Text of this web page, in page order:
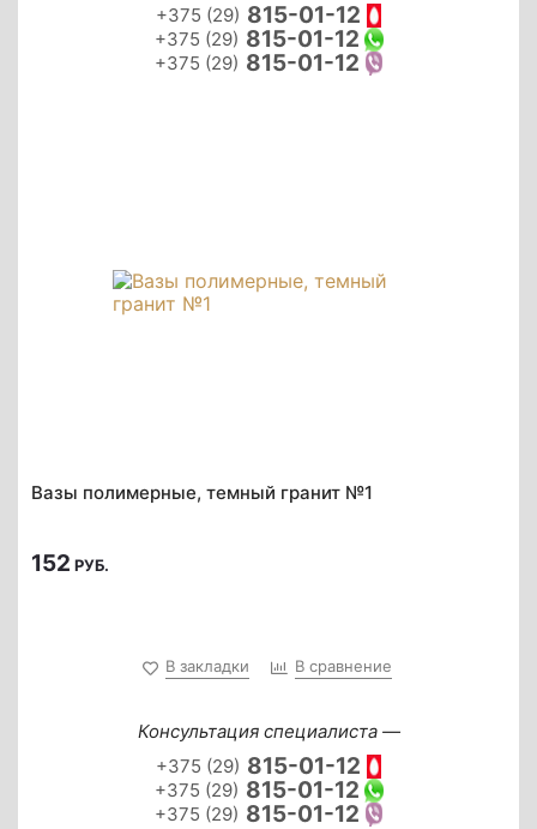
+375 (29) 815-01-12
+375 (29) 815-01-12
+375 (29) 815-01-12
Вазы полимерные, темный гранит №1
152 РУБ.
В закладки В сравнение
Консультация специалиста —
+375 (29) 815-01-12
+375 (29) 815-01-12
+375 (29) 815-01-12